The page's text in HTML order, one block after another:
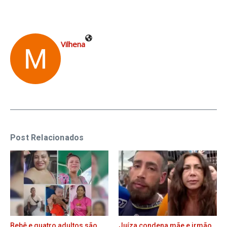
Vilhena
Post Relacionados